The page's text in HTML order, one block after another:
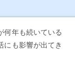
何年も続いている
にも影響が出てき